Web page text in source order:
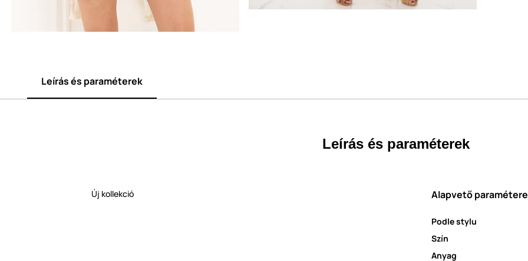
Leírás és paraméterek
Leírás és paraméterek
Új kollekció Alapvető
Podle stylu
Szín
Anyag